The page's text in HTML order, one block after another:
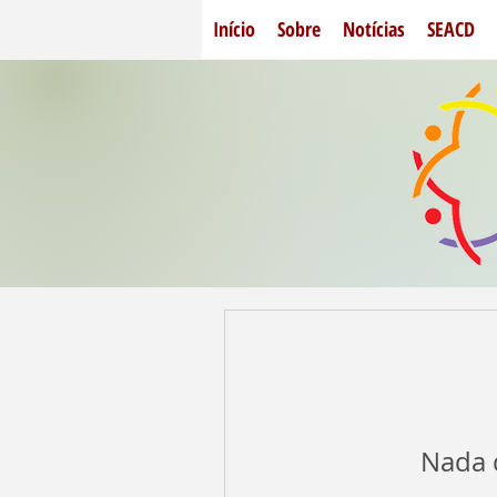
Início Sobre Notícias SEACD
Nada